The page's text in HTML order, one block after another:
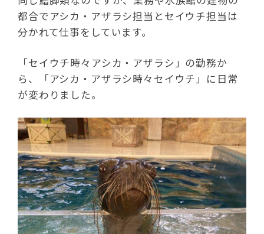
都合でアシカ・アザラシ担当とセイウチ担当は
分かれて仕事をしています。
「セイウチ時々アシカ・アザラシ」の勤務か
ら、「アシカ・アザラシ時々セイウチ」に日常
が変わりました。